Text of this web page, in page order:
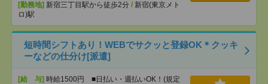
[勤務地] 新宿三丁目駅から徒歩2分 / 新宿(東京メト
ロ)駅
短時間シフトあり！WEBでサクッと登録OK＊クッキ
ーなどの仕分け[派遣]
[給 与] 時給1500円 ■日払い・週払いOK！(規定